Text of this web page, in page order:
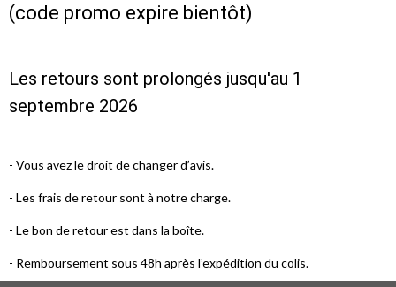
(code promo expire bientôt)
Les retours sont prolongés jusqu'au 1
septembre 2026
- Vous avez le droit de changer d’avis.
- Les frais de retour sont à notre charge.
- Le bon de retour est dans la boîte.
- Remboursement sous 48h après l’expédition du colis.